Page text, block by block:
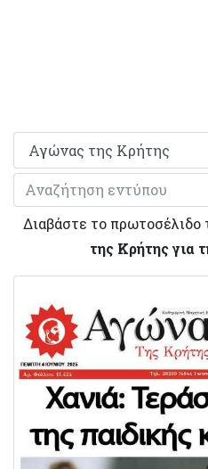
Διαβάστε το πρωτοσέλιδο
της Κρήτης για